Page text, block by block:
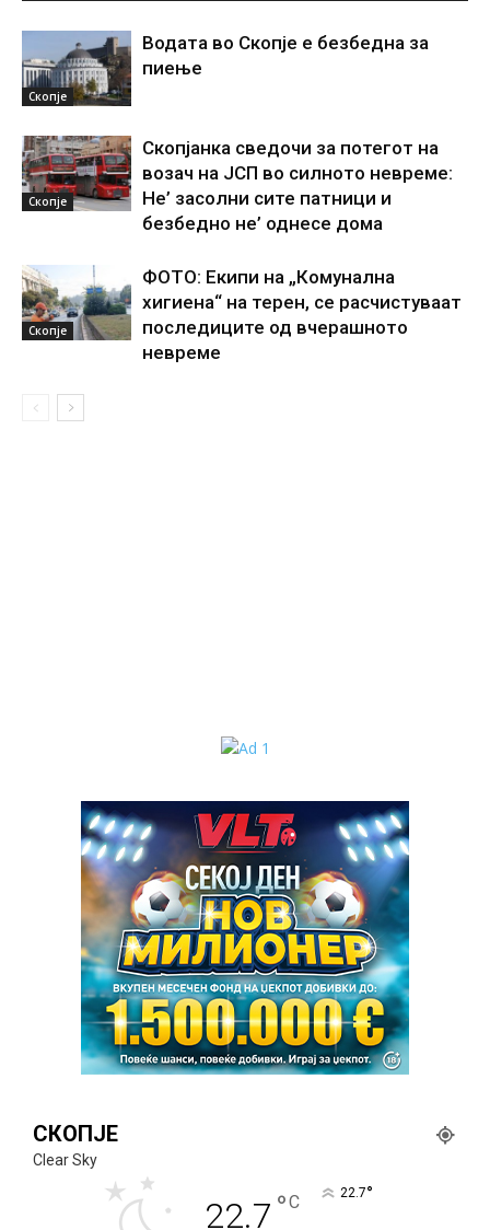
Скопје
Водата во Скопје е безбедна за
пиење
Скопје
Скопјанка сведочи за потегот на
возач на ЈСП во силното невреме:
Не’ засолни сите патници и
безбедно не’ однесе дома
Скопје
ФОТО: Екипи на „Комунална
хигиена“ на терен, се расчистуваат
последиците од вчерашното
невреме
СКОПЈЕ
Clear Sky
22.7 °C 22.7°